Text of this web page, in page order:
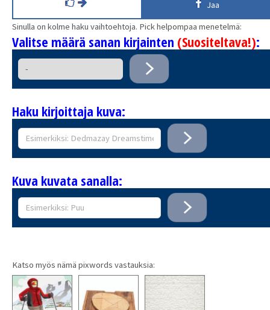
Jaa
Sinulla on kolme haku vaihtoehtoja. Pick helpompaa menetelmä:
Valitse määrä sanan kirjainten (Suositeltava!):
Haku kirjoittaja kuva:
Kuva kuvata sanalla:
Katso myös nämä pixwords vastauksia: